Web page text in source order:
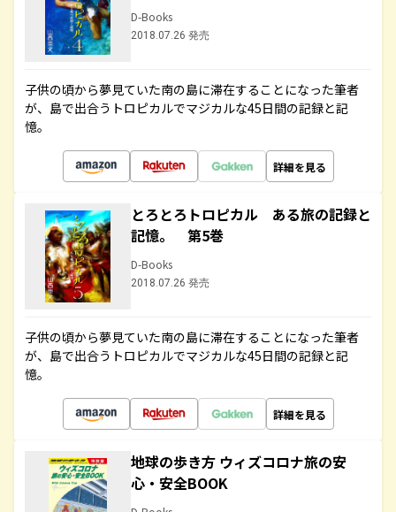
D-Books
2018.07.26 発売
子供の頃から夢見ていた南の島に滞在することになった筆者
が、島で出合うトロピカルでマジカルな45日間の記録と記
憶。
詳細を見る
とろとろトロピカル ある旅の記録と
記憶。 第5巻
D-Books
2018.07.26 発売
子供の頃から夢見ていた南の島に滞在することになった筆者
が、島で出合うトロピカルでマジカルな45日間の記録と記
憶。
詳細を見る
地球の歩き方 ウィズコロナ旅の安
心・安全BOOK